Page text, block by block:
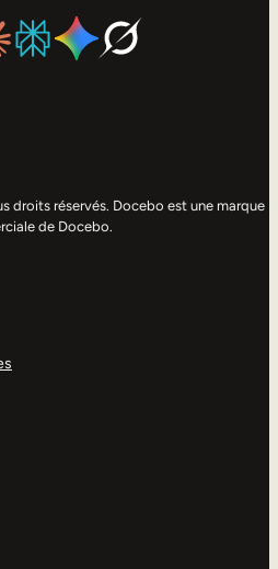
droits réservés. Docebo est une marque
de Docebo.